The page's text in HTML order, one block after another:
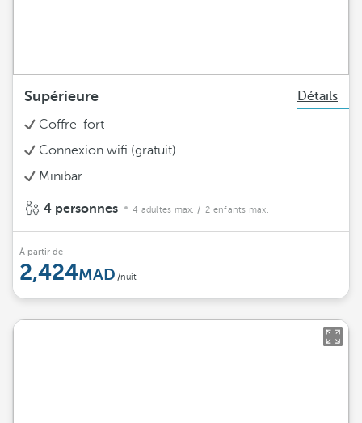
Supérieure
Détails
Coffre-fort
Connexion wifi (gratuit)
Minibar
4 personnes 4 adultes max. / 2 enfants max.
À partir de
2,424 /nuit